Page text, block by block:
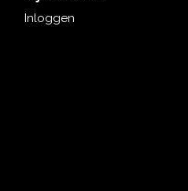
Inloggen